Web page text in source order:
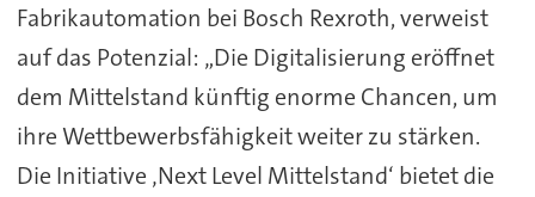
Fabrikautomation bei Bosch Rexroth, verweist
auf das Potenzial: „Die Digitalisierung eröffnet
dem Mittelstand künftig enorme Chancen, um
ihre Wettbewerbsfähigkeit weiter zu stärken.
Die Initiative ‚Next Level Mittelstand‘ bietet die